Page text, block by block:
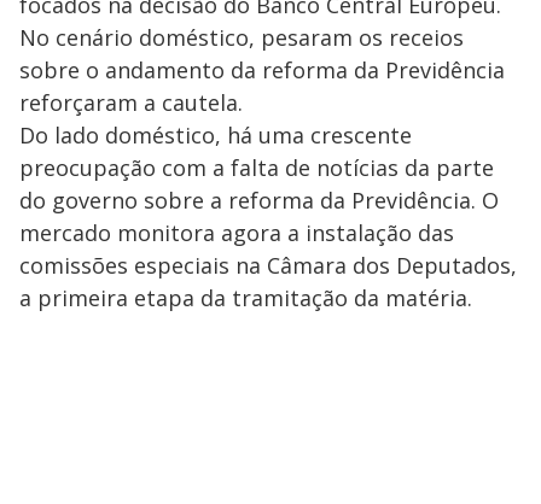
No cenário doméstico, pesaram os receios
sobre o andamento da reforma da Previdência
reforçaram a cautela.
Do lado doméstico, há uma crescente
preocupação com a falta de notícias da parte
do governo sobre a reforma da Previdência. O
mercado monitora agora a instalação das
comissões especiais na Câmara dos Deputados,
a primeira etapa da tramitação da matéria.